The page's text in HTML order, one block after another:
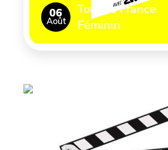
06
Août
Tour de France
Féminin